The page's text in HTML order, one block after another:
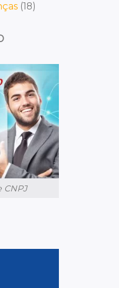
(18)
CNPJ